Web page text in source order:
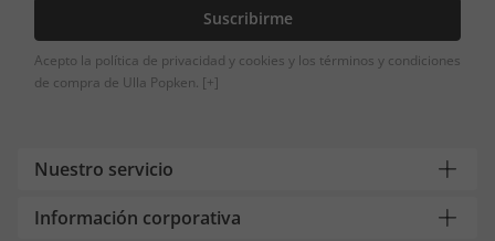
Suscribirme
Acepto la política de privacidad y cookies y los términos y condiciones
de compra de Ulla Popken. [+]
Nuestro servicio
Información corporativa